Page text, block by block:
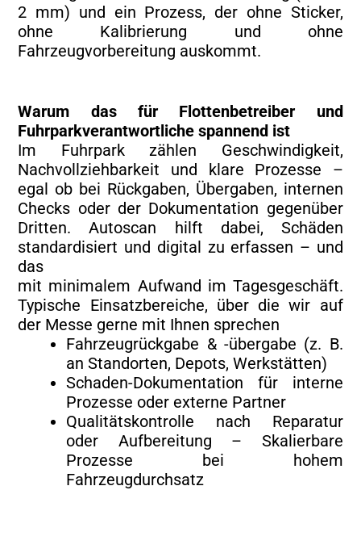
2 mm) und ein Prozess, der ohne Sticker,
ohne Kalibrierung und ohne
Fahrzeugvorbereitung auskommt.
Warum das für Flottenbetreiber und
Fuhrparkverantwortliche spannend ist
Im Fuhrpark zählen Geschwindigkeit,
Nachvollziehbarkeit und klare Prozesse –
egal ob bei Rückgaben, Übergaben, internen
Checks oder der Dokumentation gegenüber
Dritten. Autoscan hilft dabei, Schäden
standardisiert und digital zu erfassen – und
das
mit minimalem Aufwand im Tagesgeschäft.
Typische Einsatzbereiche, über die wir auf
der Messe gerne mit Ihnen sprechen
Fahrzeugrückgabe & -übergabe (z. B.
an Standorten, Depots, Werkstätten)
Schaden-Dokumentation für interne
Prozesse oder externe Partner
Qualitätskontrolle nach Reparatur
oder Aufbereitung – Skalierbare
Prozesse bei hohem
Fahrzeugdurchsatz